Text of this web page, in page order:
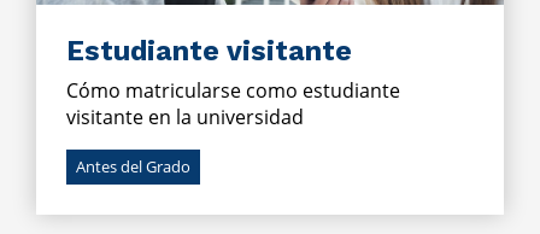
Estudiante visitante
Cómo matricularse como estudiante
visitante en la universidad
Antes del Grado